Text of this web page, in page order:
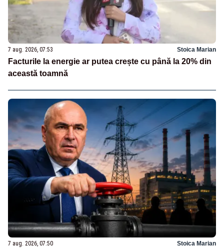
7 aug. 2026, 07:53 Stoica Marian
Facturile la energie ar putea crește cu până la 20% din
această toamnă
7 aug. 2026, 07:50 Stoica Marian